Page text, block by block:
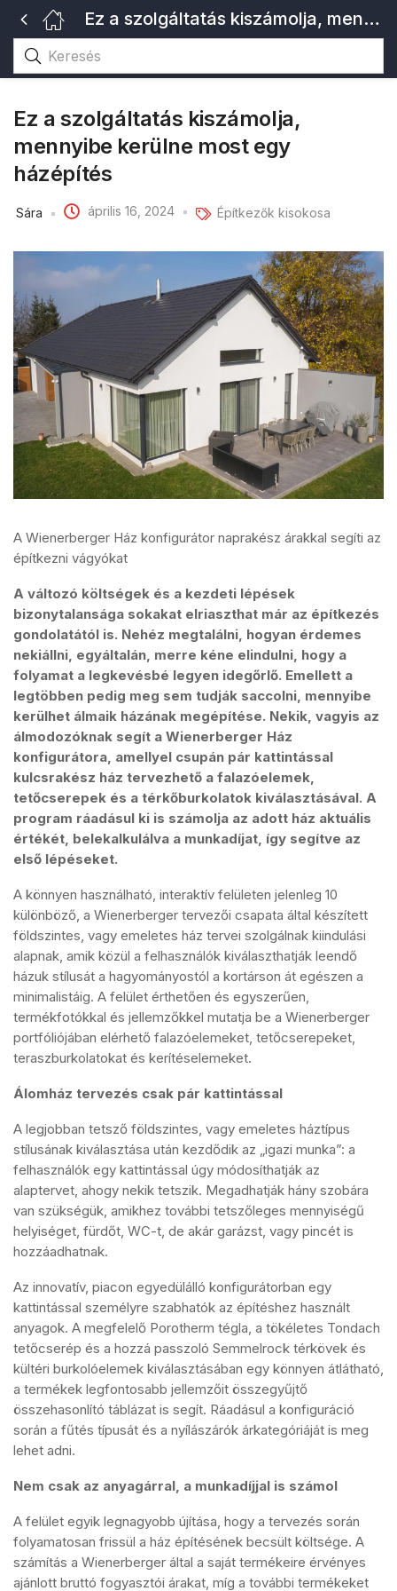
Ez a szolgáltatás kiszámolja, mennyibe kerülne most egy házépítés
Ez a szolgáltatás kiszámolja,
mennyibe kerülne most egy
házépítés
Sára április 16, 2024 Építkezők kisokosa
A Wienerberger Ház konfigurátor naprakész árakkal segíti az
építkezni vágyókat
A változó költségek és a kezdeti lépések
bizonytalansága sokakat elriaszthat már az építkezés
gondolatától is. Nehéz megtalálni, hogyan érdemes
nekiállni, egyáltalán, merre kéne elindulni, hogy a
folyamat a legkevésbé legyen idegőrlő. Emellett a
legtöbben pedig meg sem tudják saccolni, mennyibe
kerülhet álmaik házának megépítése. Nekik, vagyis az
álmodozóknak segít a Wienerberger Ház
konfigurátora, amellyel csupán pár kattintással
kulcsrakész ház tervezhető a falazóelemek,
tetőcserepek és a térkőburkolatok kiválasztásával. A
program ráadásul ki is számolja az adott ház aktuális
értékét, belekalkulálva a munkadíjat, így segítve az
első lépéseket.
A könnyen használható, interaktív felületen jelenleg 10
különböző, a Wienerberger tervezői csapata által készített
földszintes, vagy emeletes ház tervei szolgálnak kiindulási
alapnak, amik közül a felhasználók kiválaszthatják leendő
házuk stílusát a hagyományostól a kortárson át egészen a
minimalistáig. A felület érthetően és egyszerűen,
termékfotókkal és jellemzőkkel mutatja be a Wienerberger
portfóliójában elérhető falazóelemeket, tetőcserepeket,
teraszburkolatokat és kerítéselemeket.
Álomház tervezés csak pár kattintással
A legjobban tetsző földszintes, vagy emeletes háztípus
stílusának kiválasztása után kezdődik az „igazi munka”: a
felhasználók egy kattintással úgy módosíthatják az
alaptervet, ahogy nekik tetszik. Megadhatják hány szobára
van szükségük, amikhez további tetszőleges mennyiségű
helyiséget, fürdőt, WC-t, de akár garázst, vagy pincét is
hozzáadhatnak.
Az innovatív, piacon egyedülálló konfigurátorban egy
kattintással személyre szabhatók az építéshez használt
anyagok. A megfelelő Porotherm tégla, a tökéletes Tondach
tetőcserép és a hozzá passzoló Semmelrock térkövek és
kültéri burkolóelemek kiválasztásában egy könnyen átlátható,
a termékek legfontosabb jellemzőit összegyűjtő
összehasonlító táblázat is segít. Ráadásul a konfiguráció
során a fűtés típusát és a nyílászárók árkategóriáját is meg
lehet adni.
Nem csak az anyagárral, a munkadíjjal is számol
A felület egyik legnagyobb újítása, hogy a tervezés során
folyamatosan frissül a ház építésének becsült költsége. A
számítás a Wienerberger által a saját termékeire érvényes
ajánlott bruttó fogyasztói árakat, míg a további termékeket